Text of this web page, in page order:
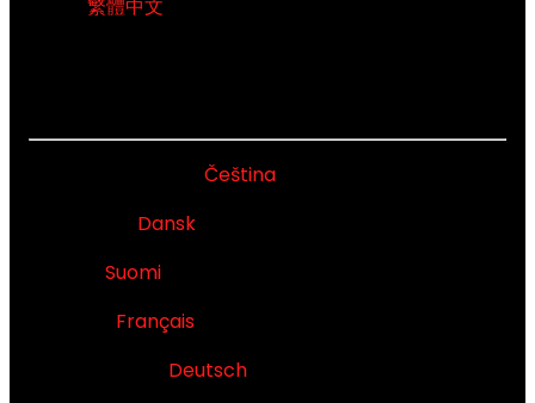
繁體中文
Čeština
Dansk
Suomi
Français
Deutsch